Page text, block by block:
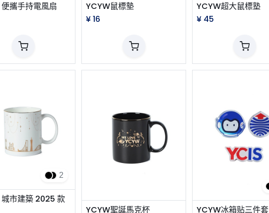
攜手持電風扇
YCYW鼠標墊
¥16
YCYW超大鼠標塾
¥ 45
2
市建築 2025 款
YCYW聖誕馬克杯 YCYW冰箱贴三件套